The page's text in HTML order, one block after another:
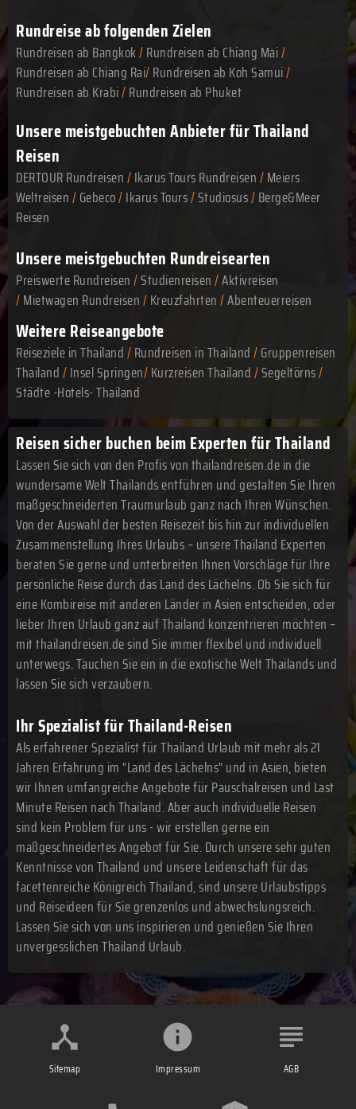
Rundreise ab folgenden Zielen
Rundreisen ab Bangkok/Rundreisen ab Chiang Mai/
Rundreisen ab Chiang Rai/Rundreisen ab Koh Samui/
Rundreisen ab Krabi/Rundreisen ab Phuket
Unsere meistgebuchten Anbieter für Thailand
Reisen
DERTOUR Rundreisen/Ikarus Tours Rundreisen/Meiers
Weltreisen/Gebeco/Ikarus Tours/Studiosus/Berge&Meer
Reisen
Unsere meistgebuchten Rundreisearten
Preiswerte Rundreisen/Studienreisen/Aktivreisen
/Mietwagen Rundreisen/Kreuzfahrten/Abenteuerreisen
Weitere Reiseangebote
Reiseziele in Thailand/Rundreisen in Thailand/Gruppenreisen
Thailand/Insel Springen/Kurzreisen Thailand/Segeltörns/
Städte -Hotels- Thailand
Reisen sicher buchen beim Experten für Thailand
Lassen Sie sich von den Profis von thailandreisen.de in die
wundersame Welt Thailands entführen und gestalten Sie Ihren
maßgeschneiderten Traumurlaub ganz nach Ihren Wünschen.
Von der Auswahl der besten Reisezeit bis hin zur individuellen
Zusammenstellung Ihres Urlaubs – unsere Thailand Experten
beraten Sie gerne und unterbreiten Ihnen Vorschläge für Ihre
persönliche Reise durch das Land des Lächelns. Ob Sie sich für
eine Kombireise mit anderen Länder in Asien entscheiden, oder
lieber Ihren Urlaub ganz auf Thailand konzentrieren möchten –
mit thailandreisen.de sind Sie immer flexibel und individuell
unterwegs. Tauchen Sie ein in die exotische Welt Thailands und
lassen Sie sich verzaubern.
Ihr Spezialist für Thailand-Reisen
Als erfahrener Spezialist für Thailand Urlaub mit mehr als 21
Jahren Erfahrung im "Land des Lächelns" und in Asien, bieten
wir Ihnen umfangreiche Angebote für Pauschalreisen und Last
Minute Reisen nach Thailand. Aber auch individuelle Reisen
sind kein Problem für uns - wir erstellen gerne ein
maßgeschneidertes Angebot für Sie. Durch unsere sehr guten
Kenntnisse von Thailand und unsere Leidenschaft für das
facettenreiche Königreich Thailand, sind unsere Urlaubstipps
und Reiseideen für Sie grenzenlos und abwechslungsreich.
Lassen Sie sich von uns inspirieren und genießen Sie Ihren
unvergesslichen Thailand Urlaub.
Sitemap Impressum AGB